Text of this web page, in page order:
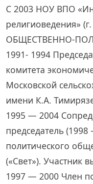
C 2003 НОУ ВПО
религиоведения»
ОБЩЕСТВЕННО-
1991- 1994
комитета
Московской
имени К.А.
1995 — 2004
председатель
политического
(«Свет»). Участник
1997 — 2000 Член